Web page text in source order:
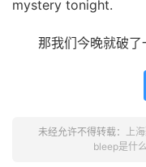
mystery tonight.
那我们今晚就破了
未经允许不得转载： 上
bleep是什